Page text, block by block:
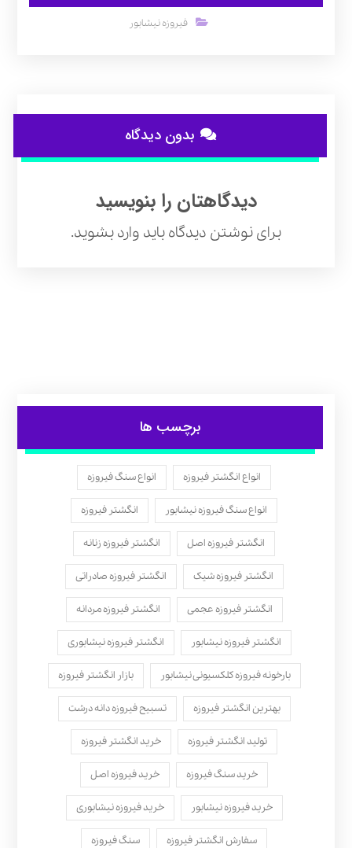
فیروزه نیشابور
بدون دیدگاه
دیدگاهتان را بنویسید
برای نوشتن دیدگاه باید وارد بشوید.
برچسب ها
انواع انگشتر فیروزه انواع سنگ فیروزه
انواع سنگ فیروزه نیشابور انگشتر فیروزه
انگشتر فیروزه اصل انگشتر فیروزه زنانه
انگشتر فیروزه شیک انگشتر فیروزه صادراتی
انگشتر فیروزه عجمی انگشتر فیروزه مردانه
انگشتر فیروزه نیشابور انگشتر فیروزه نیشابوری
بارخونه فیروزه کلکسیونی نیشابور بازار انگشتر فیروزه
بهترین انگشتر فیروزه تسبیح فیروزه دانه درشت
تولید انگشتر فیروزه خرید انگشتر فیروزه
خرید سنگ فیروزه خرید فیروزه اصل
خرید فیروزه نیشابور خرید فیروزه نیشابوری
سفارش انگشتر فیروزه سنگ فیروزه